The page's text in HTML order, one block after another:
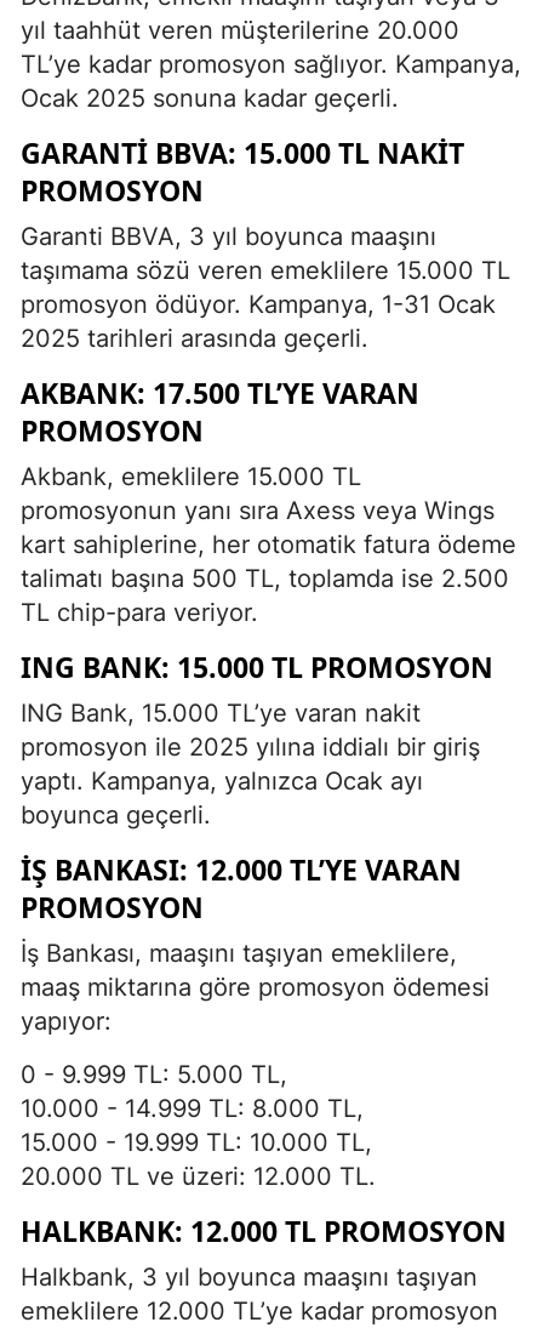
yıl taahhüt veren müşterilerine 20.000
TL’ye kadar promosyon sağlıyor. Kampanya,
Ocak 2025 sonuna kadar geçerli.
GARANTI BBVA: 15.000 TL NAKIT
PROMOSYON
Garanti BBVA, 3 yıl boyunca maaşını
taşımama sözü veren emeklilere 15.000 TL
promosyon ödüyor. Kampanya, 1-31 Ocak
2025 tarihleri arasında geçerli.
AKBANK: 17.500 TL’YE VARAN
PROMOSYON
Akbank, emeklilere 15.000 TL
promosyonun yanı sıra Axess veya Wings
kart sahiplerine, her otomatik fatura ödeme
talimatı başına 500 TL, toplamda ise 2.500
TL chip-para veriyor.
ING BANK: 15.000 TL PROMOSYON
ING Bank, 15.000 TL’ye varan nakit
promosyon ile 2025 yılına iddialı bir giriş
yaptı. Kampanya, yalnızca Ocak ayı
boyunca geçerli.
İŞ BANKASI: 12.000 TL’YE VARAN
PROMOSYON
İş Bankası, maaşını taşıyan emeklilere,
maaş miktarına göre promosyon ödemesi
yapıyor:
0 - 9.999 TL: 5.000 TL,
10.000 - 14.999 TL: 8.000 TL,
15.000 - 19.999 TL: 10.000 TL,
20.000 TL ve üzeri: 12.000 TL.
HALKBANK: 12.000 TL PROMOSYON
Halkbank, 3 yıl boyunca maaşını taşıyan
emeklilere 12.000 TL’ye kadar promosyon